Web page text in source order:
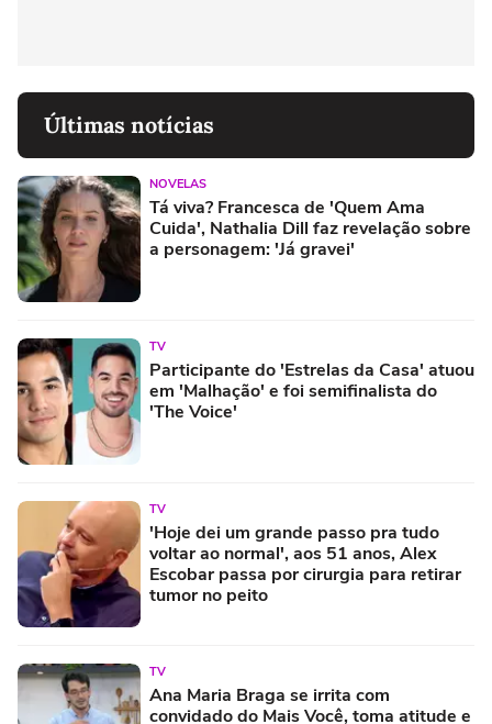
Últimas notícias
NOVELAS
Tá viva? Francesca de 'Quem Ama
Cuida', Nathalia Dill faz revelação sobre
a personagem: 'Já gravei'
TV
Participante do 'Estrelas da Casa' atuou
em 'Malhação' e foi semifinalista do
'The Voice'
TV
'Hoje dei um grande passo pra tudo
voltar ao normal', aos 51 anos, Alex
Escobar passa por cirurgia para retirar
tumor no peito
TV
Ana Maria Braga se irrita com
convidado do Mais Você, toma atitude e